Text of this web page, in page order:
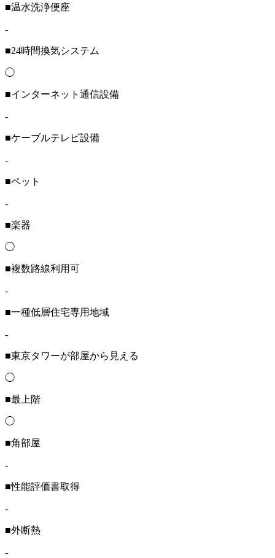
■温水洗浄便座
-
■24時間換気システム
◯
■インターネット通信設備
-
■ケーブルテレビ設備
-
■ペット
-
■楽器
◯
■複数路線利用可
-
■一種低層住宅専用地域
-
■東京タワーが部屋から見える
◯
■最上階
◯
■角部屋
-
■性能評価書取得
-
■外断熱
-